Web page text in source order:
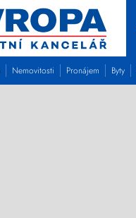
Nemovitosti Pronájem Byty